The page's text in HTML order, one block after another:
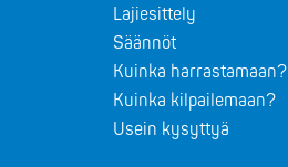
Lajiesittely
Säännöt
Kuinka harrastamaan?
Kuinka kilpailemaan?
Usein kysyttyä